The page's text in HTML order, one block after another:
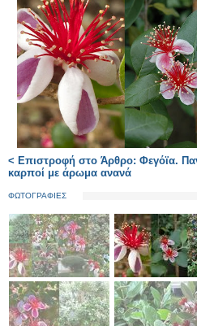
< Επιστροφή στο Άρθρο: Φεγόϊα.
καρποί με άρωμα ανανά
ΦΩΤΟΓΡΑΦΙΕΣ